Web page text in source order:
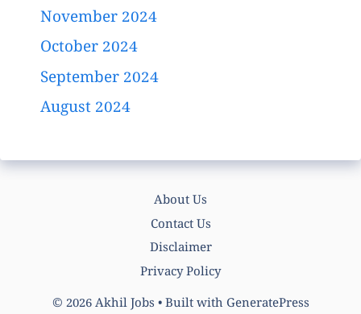
November 2024
October 2024
September 2024
August 2024
About Us
Contact Us
Disclaimer
Privacy Policy
© 2026 Akhil Jobs • Built with GeneratePress